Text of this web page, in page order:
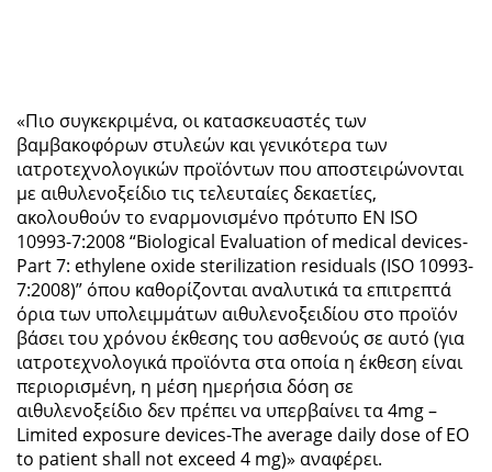
«Πιο συγκεκριμένα, οι κατασκευαστές των
βαμβακοφόρων στυλεών και γενικότερα των
ιατροτεχνολογικών προϊόντων που αποστειρώνονται
με αιθυλενοξείδιο τις τελευταίες δεκαετίες,
ακολουθούν το εναρμονισμένο πρότυπο ΕΝ ISO
10993-7:2008 “Biological Evaluation of medical devices-
Part 7: ethylene oxide sterilization residuals (ISO 10993-
7:2008)” όπου καθορίζονται αναλυτικά τα επιτρεπτά
όρια των υπολειμμάτων αιθυλενοξειδίου στο προϊόν
βάσει του χρόνου έκθεσης του ασθενούς σε αυτό (για
ιατροτεχνολογικά προϊόντα στα οποία η έκθεση είναι
περιορισμένη, η μέση ημερήσια δόση σε
αιθυλενοξείδιο δεν πρέπει να υπερβαίνει τα 4mg –
Limited exposure devices-The average daily dose of EO
to patient shall not exceed 4 mg)» αναφέρει.